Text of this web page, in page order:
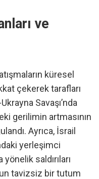
ve
küresel
çekerek tarafları
Savaşı’nda
gerilimin artmasının
Ayrıca, İsrail
yerleşimci
saldırıları
tavizsiz bir tutum